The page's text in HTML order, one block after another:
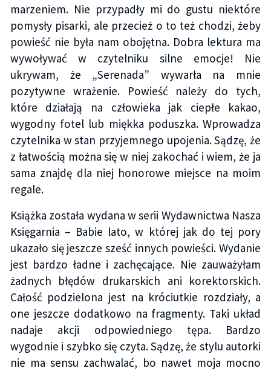
marzeniem. Nie przypadły mi do gustu niektóre
pomysły pisarki, ale przecież o to też chodzi, żeby
powieść nie była nam obojętna. Dobra lektura ma
wywoływać w czytelniku silne emocje! Nie
ukrywam, że „Serenada” wywarła na mnie
pozytywne wrażenie. Powieść należy do tych,
które działają na człowieka jak ciepłe kakao,
wygodny fotel lub miękka poduszka. Wprowadza
czytelnika w stan przyjemnego upojenia. Sądzę, że
z łatwością można się w niej zakochać i wiem, że ja
sama znajdę dla niej honorowe miejsce na moim
regale.
Książka została wydana w serii Wydawnictwa Nasza
Księgarnia – Babie lato, w której jak do tej pory
ukazało się jeszcze sześć innych powieści. Wydanie
jest bardzo ładne i zachęcające. Nie zauważyłam
żadnych błędów drukarskich ani korektorskich.
Całość podzielona jest na króciutkie rozdziały, a
one jeszcze dodatkowo na fragmenty. Taki układ
nadaje akcji odpowiedniego tępa. Bardzo
wygodnie i szybko się czyta. Sądzę, że stylu autorki
nie ma sensu zachwalać, bo nawet moja mocno